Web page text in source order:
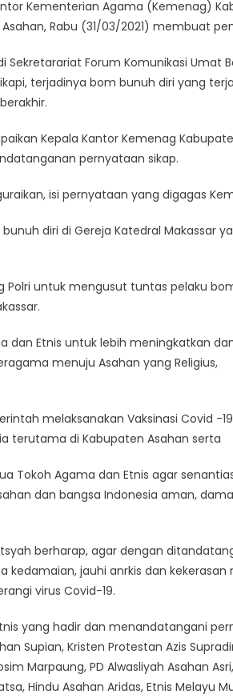
Kementerian Agama (Kemenag)
Rabu (31/03/2021) membuat
Sekretarariat Forum Komunikasi Umat
terjadinya bom bunuh diri yang
Kepala Kantor Kemenag
pernyataan sikap.
isi pernyataan yang digagas
bunuh diri di Gereja Katedral Makassar
Polri untuk mengusut tuntas pelaku
dan Etnis untuk lebih meningkatkan
menuju Asahan yang Religius,
melaksanakan Vaksinasi Covid -19
terutama di Kabupaten Asahan serta
Tokoh Agama dan Etnis agar
dan bangsa Indonesia aman,
berharap, agar dengan
kedamaian, jauhi anrkis dan
virus Covid-19.
yang hadir dan menandatangani
Supian, Kristen Protestan Azis
Marpaung, PD Alwasliyah Asahan
Hindu Asahan Aridas, Etnis Melayu